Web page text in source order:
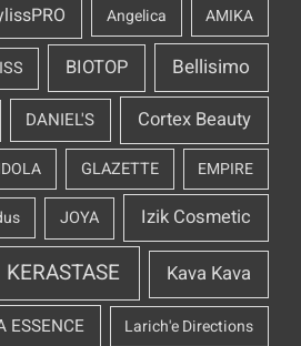
AMIKA
Angelica
Bellisimo
BIOTOP
Cortex Beauty
DANIEL'S
EMPIRE
GLAZETTE
Izik Cosmetic
JOYA
Kava Kava
KERASTASE
Larich'e Directions
ESSENCE